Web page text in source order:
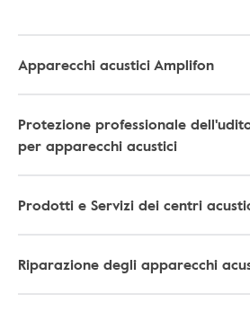
Apparecchi acustici Amplifon
Protezione professionale
per apparecchi acustici
Prodotti e Servizi dei centri
Riparazione degli apparecchi